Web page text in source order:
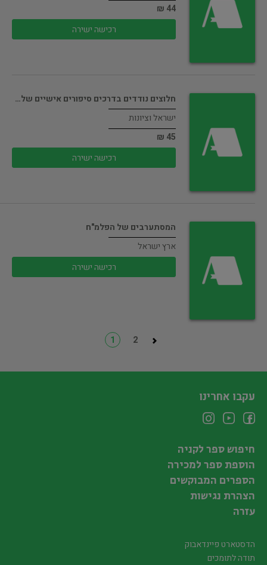
44 ₪
רכישה ישירה
חלוצים נודדים בדרכים סיפורים אישיים של…
ישראל וציונות
45 ₪
רכישה ישירה
המסתערבים של הפלמ"ח
ארץ ישראל
רכישה ישירה
1 2
עקבו אחרינו
חיפוש ספר לקניה
הוספת ספר למכירה
הספרים המבוקשים
הצהרת נגישות
עזרה
הדסטארט פיינדאבוק
תודה לתומכים